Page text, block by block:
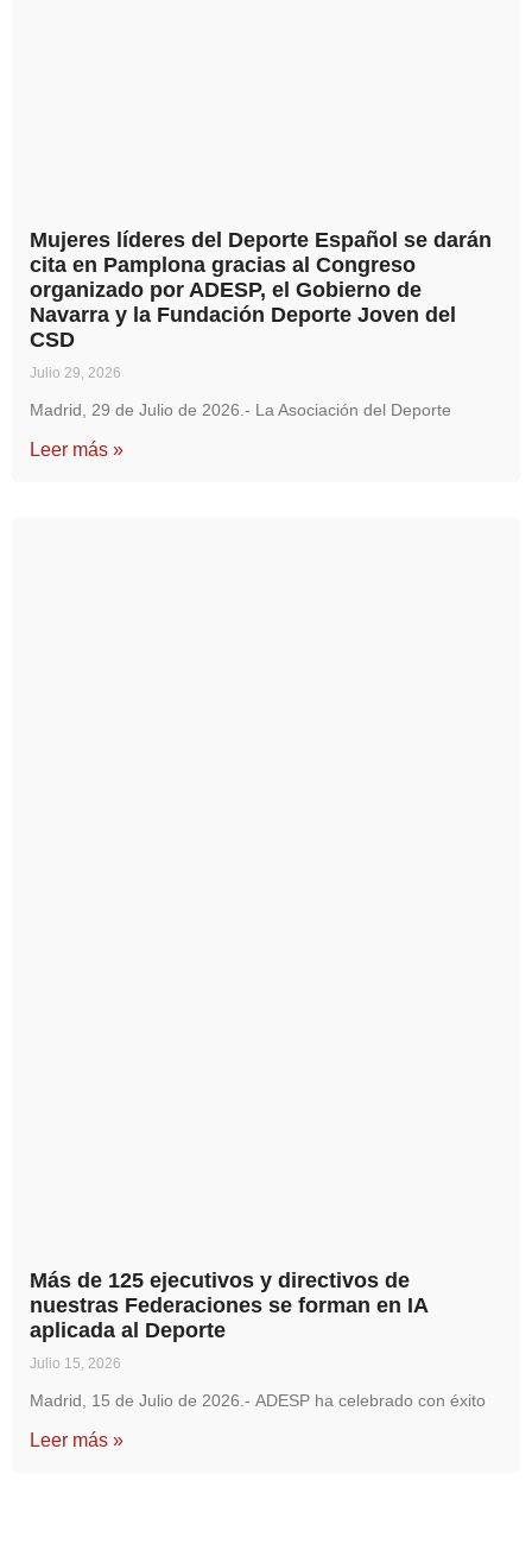
Mujeres líderes del Deporte Español se darán
cita en Pamplona gracias al Congreso
organizado por ADESP, el Gobierno de
Navarra y la Fundación Deporte Joven del
CSD
Julio 29, 2026
Madrid, 29 de Julio de 2026.- La Asociación del Deporte
Leer más »
Más de 125 ejecutivos y directivos de
nuestras Federaciones se forman en IA
aplicada al Deporte
Julio 15, 2026
Madrid, 15 de Julio de 2026.- ADESP ha celebrado con éxito
Leer más »